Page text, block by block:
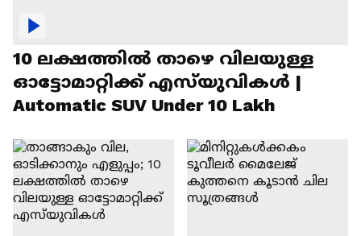
10 ലക്ഷത്തിൽ താഴെ വിലയുള്ള
ഓട്ടോമാറ്റിക്ക് എസ്‍യുവികൾ |
Automatic SUV Under 10 Lakh